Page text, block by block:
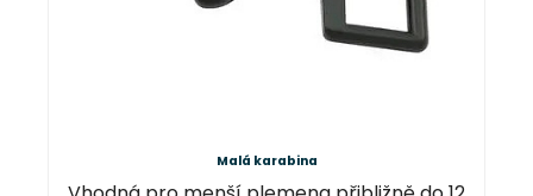
Malá karabina